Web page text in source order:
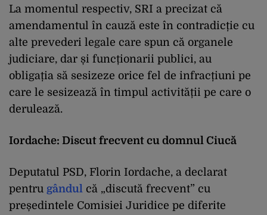
La momentul respectiv, SRI a precizat că
amendamentul în cauză este în contradicție cu
alte prevederi legale care spun că organele
judiciare, dar și funcționarii publici, au
obligația să sesizeze orice fel de infracțiuni pe
care le sesizează în timpul activității pe care o
derulează.
Iordache: Discut frecvent cu domnul Ciucă
Deputatul PSD, Florin Iordache, a declarat
pentru gândul că „discută frecvent” cu
președintele Comisiei Juridice pe diferite